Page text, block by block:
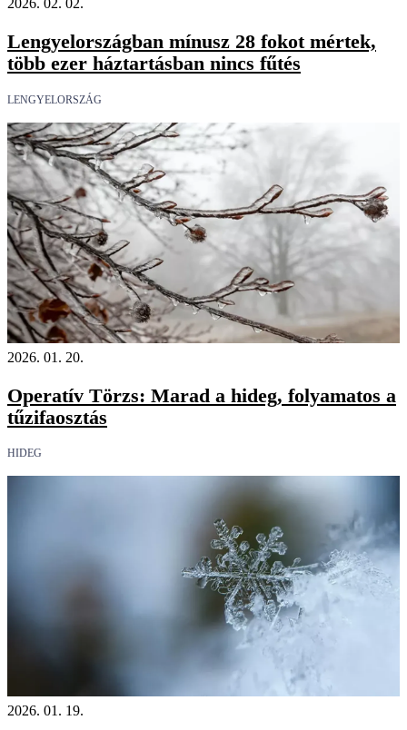
2026. 02. 02.
Lengyelországban mínusz 28 fokot mértek,
több ezer háztartásban nincs fűtés
LENGYELORSZÁG
2026. 01. 20.
Operatív Törzs: Marad a hideg, folyamatos a
tűzifaosztás
HIDEG
2026. 01. 19.